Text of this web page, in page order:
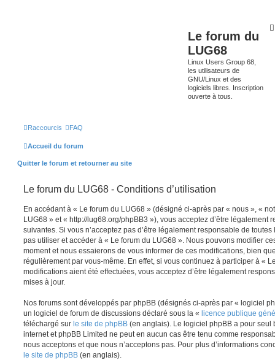
Le forum du
LUG68
Linux Users Group 68,
les utilisateurs de
GNU/Linux et des
logiciels libres. Inscription
ouverte à tous.
Raccourcis FAQ
Accueil du forum
Quitter le forum et retourner au site
Le forum du LUG68 - Conditions d’utilisation
En accédant à « Le forum du LUG68 » (désigné ci-après par « nous », «
LUG68 » et « http://lug68.org/phpBB3 »), vous acceptez d’être légalement
suivantes. Si vous n’acceptez pas d’être légalement responsable de
pas utiliser et accéder à « Le forum du LUG68 ». Nous pouvons modifier
moment et nous essaierons de vous informer de ces modifications, bien
régulièrement par vous-même. En effet, si vous continuez à participer à «
modifications aient été effectuées, vous acceptez d’être légalement
mises à jour.
Nos forums sont développés par phpBB (désignés ci-après par « logiciel
un logiciel de forum de discussions déclaré sous la « licence publique
téléchargé sur le site de phpBB (en anglais). Le logiciel phpBB a pour seul
internet et phpBB Limited ne peut en aucun cas être tenu comme
nous acceptons et que nous n’acceptons pas. Pour plus d’informations
le site de phpBB (en anglais).